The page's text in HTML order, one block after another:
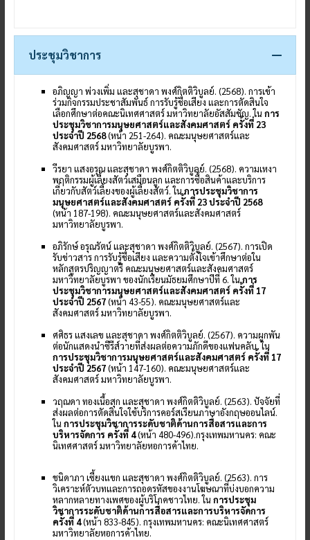
ประชุมวิชาการ
อภิญญา พ่วงเพิ่ม และสุชาดา พงศ์กิตติวิบูลย์. (2568). การเข้า
ร่วมกิจกรรมประชาสัมพันธ์ การรับรู้ชื่อเสียง และการตัดสินใจ
เลือกศึกษาต่อคณะนิเทศศาสตร์ มหาวิทยาลัยอัสสัมชัญ. ในการ
ประชุมวิชาการมนุษยศาสตร์และสังคมศาสตร์ ครั้งที่ 23
ประจำปี 2568(หน้า 251-264). คณะมนุษยศาสตร์และ
สังคมศาสตร์ มหาวิทยาลัยบูรพา.
วีรยา แสงอรุณ และสุชาดา พงศ์กิตติวิบูลย์. (2568). ความเหงา
พฤติกรรมผู้เลี้ยงสัตว์เสมือนลูก และการซื้อสินค้าและบริการ
เกี่ยวกับสัตว์เลี้ยงของผู้เลี้ยงสัตว์. ในการประชุมวิชาการ
มนุษยศาสตร์และสังคมศาสตร์ ครั้งที่ 23 ประจำปี 2568
(หน้า 187-198). คณะมนุษยศาสตร์และสังคมศาสตร์
มหาวิทยาลัยบูรพา.
อภิรักษ์ อรุณรัตน์ และสุชาดา พงศ์กิตติวิบูลย์. (2567). การเปิด
รับข่าวสาร การรับรู้ชื่อเสียง และความตั้งใจเข้าศึกษาต่อใน
หลักสูตรปริญญาตรี คณะมนุษยศาสตร์และสังคมศาสตร์
มหาวิทยาลัยบูรพา ของนักเรียนมัธยมศึกษาปีที่ 6. ในการ
ประชุมวิชาการมนุษยศาสตร์และสังคมศาสตร์ ครั้งที่ 17
ประจำปี 2567(หน้า 43-55). คณะมนุษยศาสตร์และ
สังคมศาสตร์ มหาวิทยาลัยบูรพา.
ศศิธร แสงเลข และสุชาดา พงศ์กิตติวิบูลย์. (2567). ความผูกพัน
ต่อนักแสดงนำซีรีส์วายที่ส่งผลต่อความภักดีของแฟนคลับ. ใน
การประชุมวิชาการมนุษยศาสตร์และสังคมศาสตร์ ครั้งที่ 17
ประจำปี 2567(หน้า 147-160). คณะมนุษยศาสตร์และ
สังคมศาสตร์ มหาวิทยาลัยบูรพา.
วฤณดา ทองเนื้อสุก และสุชาดา พงศ์กิตติวิบูลย์. (2563). ปัจจัยที่
ส่งผลต่อการตัดสินใจใช้บริการคอร์สเรียนภาษาอังกฤษออนไลน์.
ในการประชุมวิชาการระดับชาติด้านการสื่อสารและการ
บริหารจัดการ ครั้งที่ 4(หน้า 480-496).กรุงเทพมหานคร: คณะ
นิเทศศาสตร์ มหาวิทยาลัยหอการค้าไทย.
ชนิดาภา เซี้ยงแขก และสุชาดา พงศ์กิตติวิบูลย์. (2563). การ
วิเคราะห์ตัวบทและการถอดรหัสของงานโฆษณาที่บ่งบอกความ
หลากหลายทางเพศของผู้บริโภคชาวไทย. ในการประชุม
วิชาการระดับชาติด้านการสื่อสารและการบริหารจัดการ
ครั้งที่ 4(หน้า 833-845). กรุงเทพมหานคร: คณะนิเทศศาสตร์
มหาวิทยาลัยหอการค้าไทย.